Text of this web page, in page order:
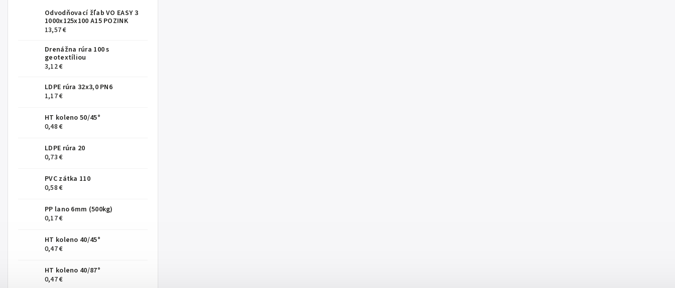
Odvodňovací žľab VO EASY 3
1000x125x100 A15 POZINK
13,57 €
Drenážna rúra 100 s
geotextíliou
3,12 €
LDPE rúra 32x3,0 PN6
1,17 €
HT koleno 50/45°
0,48 €
LDPE rúra 20
0,73 €
PVC zátka 110
0,58 €
PP lano 6mm (500kg)
0,17 €
HT koleno 40/45°
0,47 €
HT koleno 40/87°
0,47 €